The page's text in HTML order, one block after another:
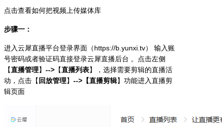
点击查看如何把视频上传媒体库
步骤一：
进入云犀直播平台登录界面（https://b.yunxi.tv） 输入账
号密码或者验证码直接登录云犀直播后台 。点击左侧
【直播管理】 --> 【直播列表】，选择需要剪辑的直播活
动，点击【 回放管理】 -->【直播剪辑】功能进入直播剪
辑页面